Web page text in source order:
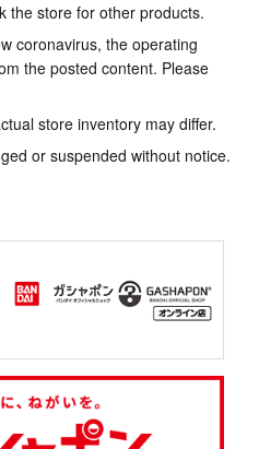
the store for other products.
coronavirus, the operating
the posted content. Please
store inventory may differ.
or suspended without notice.